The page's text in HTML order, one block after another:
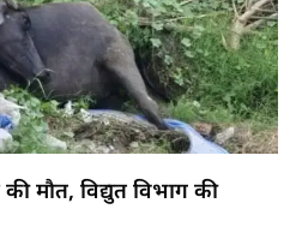
मौत, विद्युत विभाग की